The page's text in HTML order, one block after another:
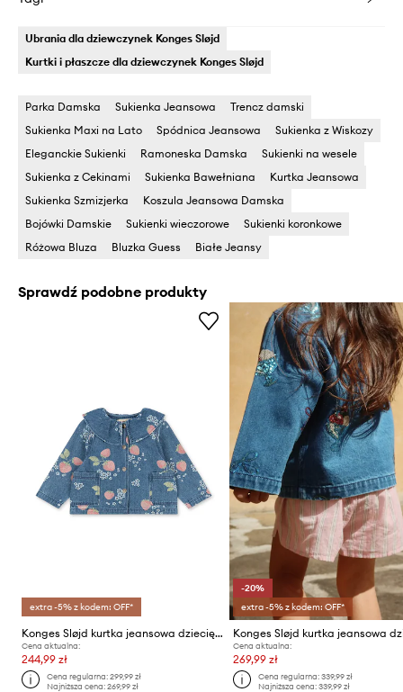
Ubrania dla dziewczynek Konges Sløjd
Kurtki i płaszcze dla dziewczynek Konges Sløjd
Parka Damska Sukienka Jeansowa
Trencz damski
Sukienka Maxi na Lato
Spódnica Jeansowa
Sukienka z Wiskozy
Eleganckie Sukienki
Ramoneska Damska
Sukienki na wesele
Sukienka z Cekinami
Sukienka Bawełniana
Kurtka Jeansowa
Sukienka Szmizjerka
Koszula Jeansowa Damska
Bojówki Damskie
Sukienki wieczorowe
Sukienki koronkowe
Różowa Bluza
Bluzka Guess Białe Jeansy
Sprawdź podobne produkty
extra -5% z kodem: OFF*
Konges Sløjd kurtka jeansowa dziecięca MAGOT COLLAR JACKET GOTS
Cena aktualna:
244,99 zł
Cena regularna:299,99 zł
Najniższa cena:269,99 zł
-20%
extra -5% z kodem: OFF*
Cena aktualna:
269,99 zł
Cena regularna: 339,99 zł
Najniższa cena: 339,99 zł